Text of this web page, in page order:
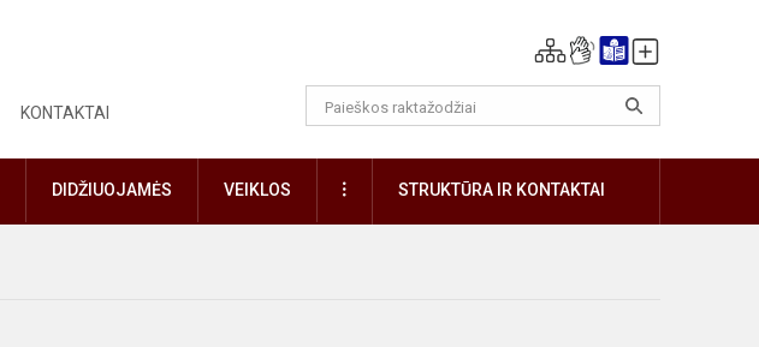
KONTAKTAI
DIDŽIUOJAMĖS VEIKLOS DAUGIAUSTRUKTŪRA IR KONTAKTAI